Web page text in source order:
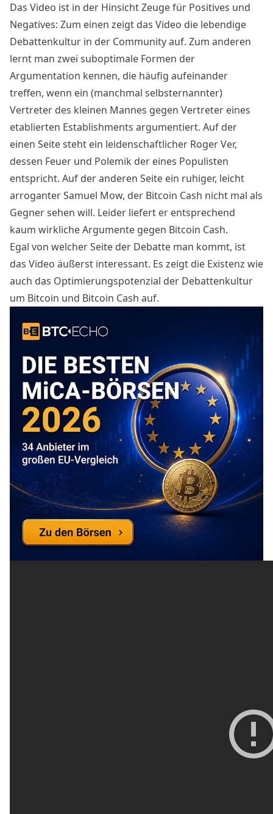
Das Video ist in der Hinsicht Zeuge für Positives und
Negatives: Zum einen zeigt das Video die lebendige
Debattenkultur in der Community auf. Zum anderen
lernt man zwei suboptimale Formen der
Argumentation kennen, die häufig aufeinander
treffen, wenn ein (manchmal selbsternannter)
Vertreter des kleinen Mannes gegen Vertreter eines
etablierten Establishments argumentiert. Auf der
einen Seite steht ein leidenschaftlicher Roger Ver,
dessen Feuer und Polemik der eines Populisten
entspricht. Auf der anderen Seite ein ruhiger, leicht
arroganter Samuel Mow, der Bitcoin Cash nicht mal als
Gegner sehen will. Leider liefert er entsprechend
kaum wirkliche Argumente gegen Bitcoin Cash.
Egal von welcher Seite der Debatte man kommt, ist
das Video äußerst interessant. Es zeigt die Existenz wie
auch das Optimierungspotenzial der Debattenkultur
um Bitcoin und Bitcoin Cash auf.